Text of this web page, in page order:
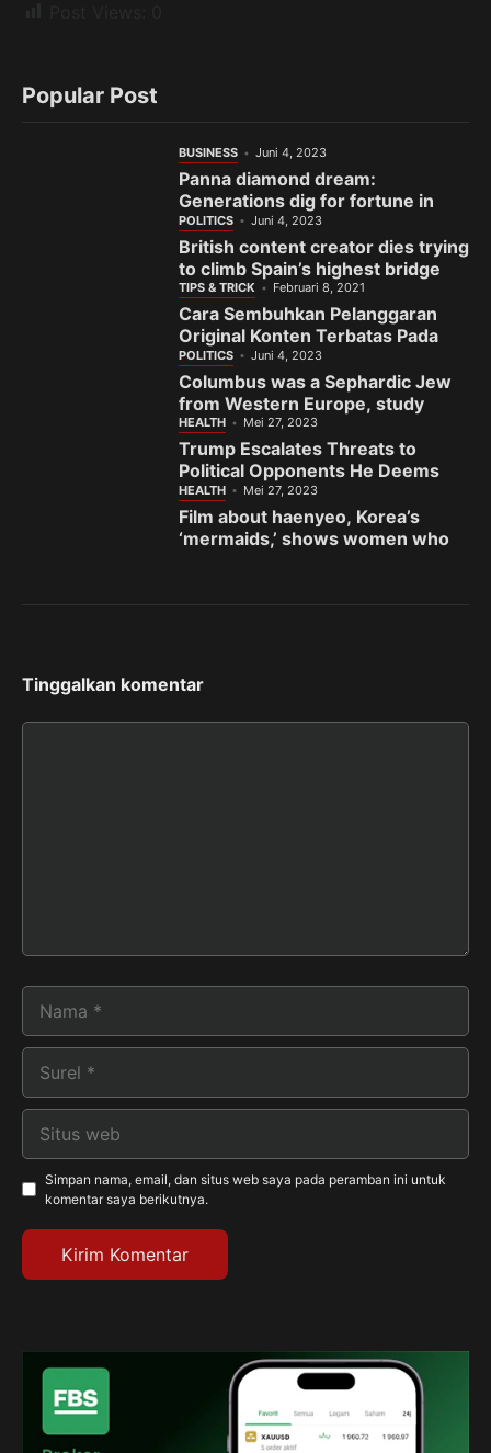
Popular Post
BUSINESS Juni 4, 2023
Panna diamond dream:
Generations dig for fortune in
India’s gem town
POLITICS Juni 4, 2023
British content creator dies trying
to climb Spain’s highest bridge
TIPS & TRICK Februari 8, 2021
Cara Sembuhkan Pelanggaran
Original Konten Terbatas Pada
Fanspage Facebook
POLITICS Juni 4, 2023
Columbus was a Sephardic Jew
from Western Europe, study
finds
HEALTH Mei 27, 2023
Trump Escalates Threats to
Political Opponents He Deems
the ‘Enemy’
HEALTH Mei 27, 2023
Film about haenyeo, Korea’s
‘mermaids,’ shows women who
Tinggalkan komentar
Simpan nama, email, dan situs web saya pada peramban ini untuk
komentar saya berikutnya.